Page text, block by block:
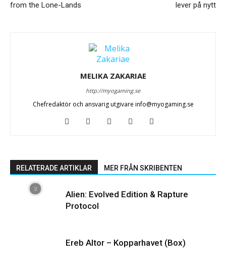
from the Lone-Lands
lever på nytt
MELIKA ZAKARIAE
http://myogaming.se
Chefredaktör och ansvarig utgivare info@myogaming.se
RELATERADE ARTIKLAR MER FRÅN SKRIBENTEN
Alien: Evolved Edition & Rapture
Protocol
Ereb Altor – Kopparhavet (Box)